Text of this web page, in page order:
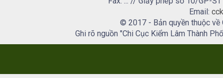
Email:
© 2017 - Bản quyền thuộc về
Ghi rõ nguồn "Chi Cục Kiểm Lâm Thành